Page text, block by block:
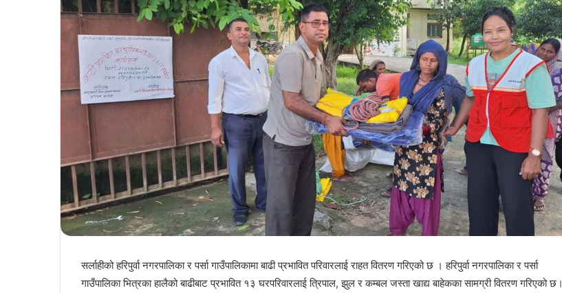
सर्लाहीको हरिपुर्वा नगरपालिका र पर्सा गाउँपालिकामा बाढी प्रभावित परिवारलाई राहत वितरण गरिएको छ । हरिपुर्वा नगरपालिका र पर्सा
गाउँपालिका भित्रका हालैको बाढीबाट प्रभावित १३ घरपरिवारलाई त्रिपाल, झुल र कम्बल जस्ता खाद्य बाहेकका सामग्री वितरण गरिएको छ।